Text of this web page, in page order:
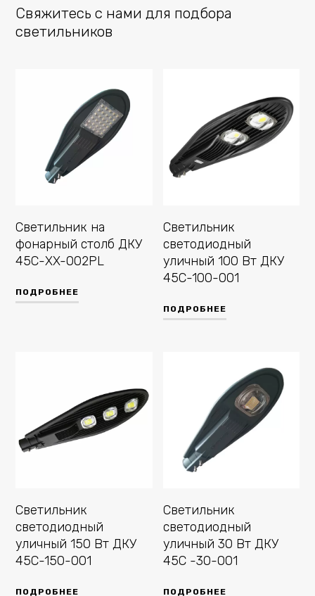
Свяжитесь с нами для подбора
светильников
Cветильник на
фонарный столб ДКУ
45С-XX-002PL
ПОДРОБНЕЕ
Cветильник
светодиодный
уличный 100 Вт ДКУ
45С-100-001
ПОДРОБНЕЕ
Cветильник
светодиодный
уличный 150 Вт ДКУ
45С-150-001
ПОДРОБНЕЕ
Cветильник
светодиодный
уличный 30 Вт ДКУ
45С -30-001
ПОДРОБНЕЕ